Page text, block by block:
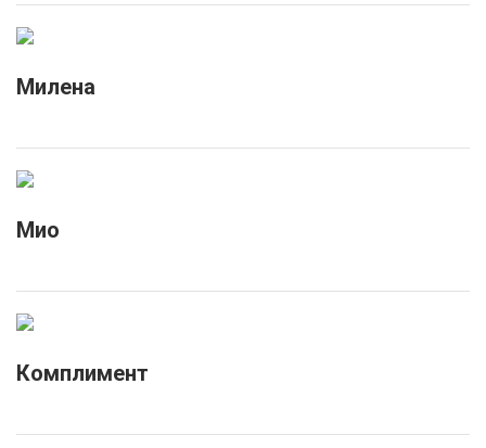
Милена
Мио
Комплимент